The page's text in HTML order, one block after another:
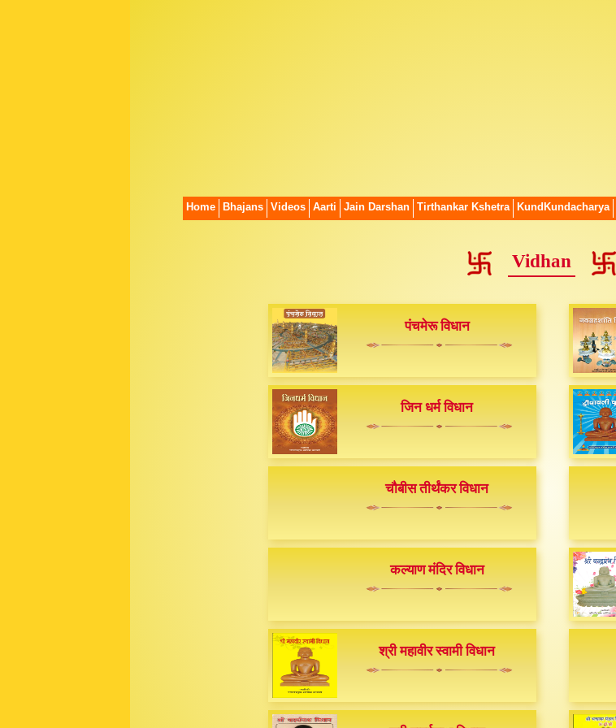
Home Bhajans Videos Aarti Jain Darshan Tirthankar Kshetra KundKundacharya
Vidhan
पंचमेरू विधान
जिन धर्म विधान
चौबीस तीर्थंकर विधान
कल्याण मंदिर विधान
श्री महावीर स्वामी विधान